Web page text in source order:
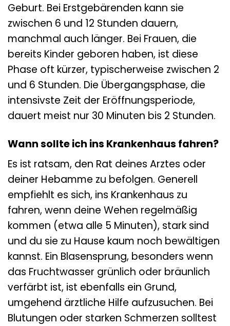
Geburt. Bei Erstgebärenden kann sie
zwischen 6 und 12 Stunden dauern,
manchmal auch länger. Bei Frauen, die
bereits Kinder geboren haben, ist diese
Phase oft kürzer, typischerweise zwischen 2
und 6 Stunden. Die Übergangsphase, die
intensivste Zeit der Eröffnungsperiode,
dauert meist nur 30 Minuten bis 2 Stunden.
Wann sollte ich ins Krankenhaus fahren?
Es ist ratsam, den Rat deines Arztes oder
deiner Hebamme zu befolgen. Generell
empfiehlt es sich, ins Krankenhaus zu
fahren, wenn deine Wehen regelmäßig
kommen (etwa alle 5 Minuten), stark sind
und du sie zu Hause kaum noch bewältigen
kannst. Ein Blasensprung, besonders wenn
das Fruchtwasser grünlich oder bräunlich
verfärbt ist, ist ebenfalls ein Grund,
umgehend ärztliche Hilfe aufzusuchen. Bei
Blutungen oder starken Schmerzen solltest